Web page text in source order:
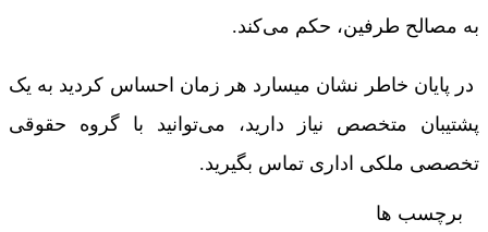
به مصالح طرفین، حکم می‌کند.
در پایان خاطر نشان میسارد هر زمان احساس کردید به یک
پشتیبان متخصص نیاز دارید، می‌توانید با گروه حقوقی
تخصصی ملکی اداری تماس بگیرید.
برچسب ها